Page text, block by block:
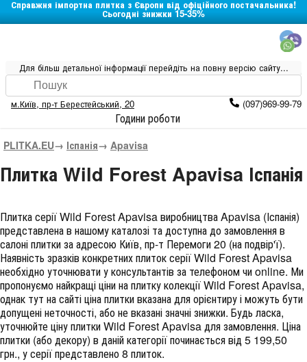
Справжня імпортна плитка з Європи від офіційного постачальника!
Сьогодні знижки 15-35%
Для більш детальної інформації перейдіть на повну версію сайту...
м.Київ, пр-т Берестейський, 20 (097)969-99-79
Години роботи
PLITKA.EU→ Іспанія→ Apavisa
Плитка Wild Forest Apavisa Іспанія
Плитка серіїWild Forest ApavisaвиробництваApavisa (Іспанія)
представлена в нашому каталозі та доступна до замовлення в
салоні плитки за адресою Київ, пр-т Перемоги 20 (на подвір'ї).
Наявність зразків конкретних плиток серії Wild Forest Apavisa
необхідно уточнювати у консультантів за телефоном чи online. Ми
пропонуємо найкращі ціни на плитку колекціїWild Forest Apavisa,
однак тут на сайті ціна плитки вказана для орієнтиру і можуть бути
допущені неточності, або не вказані значні знижки. Будь ласка,
уточнюйте ціну плитки Wild Forest Apavisa для замовлення. Ціна
плитки (або декору) в даній категорії починається від 5 199,50
грн., у серії представлено 8 плиток.